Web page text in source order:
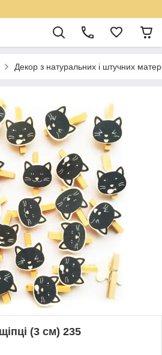
Декор з натуральних і штучних
(3 см) 235